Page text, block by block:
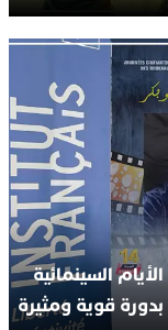
السينمائية
قوية ومثيرة